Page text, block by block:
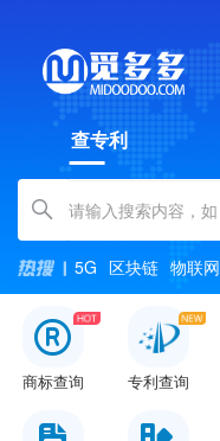
查专利
Amount (in dollars)
5G 区块链 物联网
商标查询 专利查询